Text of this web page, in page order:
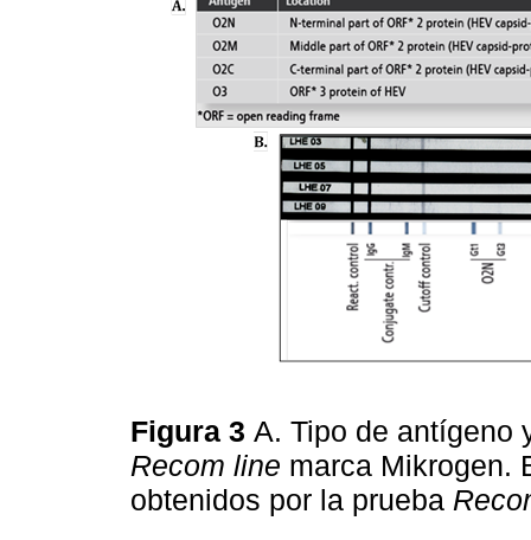
Figura 3 A. Tipo de antígeno
Recom line marca Mikrogen.
obtenidos por la prueba